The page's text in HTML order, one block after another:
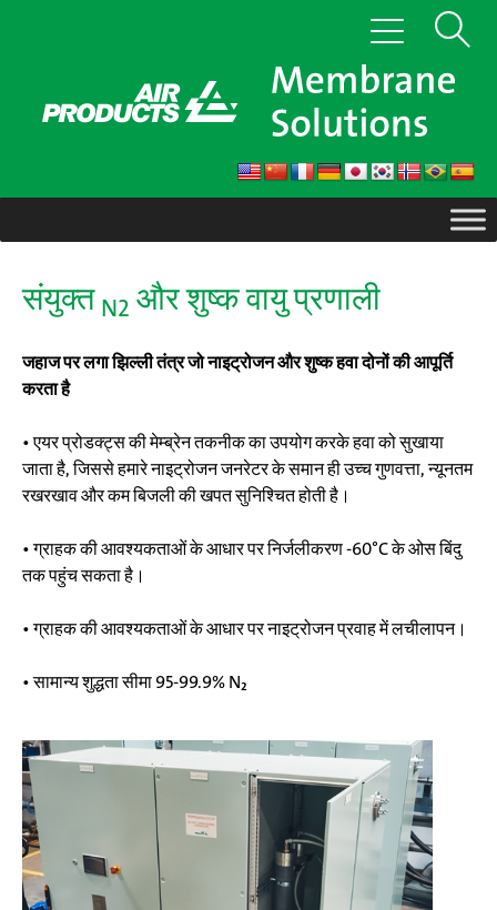
टॉगल
संचालित
करना
खोज
दिखाएँ
संयुक्त N2 और शुष्क वायु प्रणाली
जहाज पर लगा झिल्ली तंत्र जो नाइट्रोजन और शुष्क हवा दोनों की आपूर्ति
करता है
• एयर प्रोडक्ट्स की मेम्ब्रेन तकनीक का उपयोग करके हवा को सुखाया
जाता है, जिससे हमारे नाइट्रोजन जनरेटर के समान ही उच्च गुणवत्ता, न्यूनतम
रखरखाव और कम बिजली की खपत सुनिश्चित होती है।
• ग्राहक की आवश्यकताओं के आधार पर निर्जलीकरण -60°C के ओस बिंदु
तक पहुंच सकता है।
• ग्राहक की आवश्यकताओं के आधार पर नाइट्रोजन प्रवाह में लचीलापन।
• सामान्य शुद्धता सीमा 95-99.9% N₂